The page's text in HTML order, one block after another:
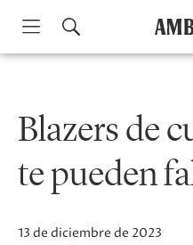
Skip
Blazers de
te pueden
13 de diciembre de 2023